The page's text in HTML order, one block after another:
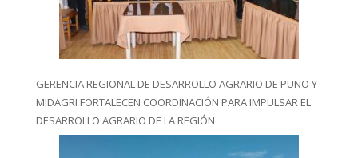
GERENCIA REGIONAL DE DESARROLLO AGRARIO DE PUNO Y
MIDAGRI FORTALECEN COORDINACIÓN PARA IMPULSAR EL
DESARROLLO AGRARIO DE LA REGIÓN